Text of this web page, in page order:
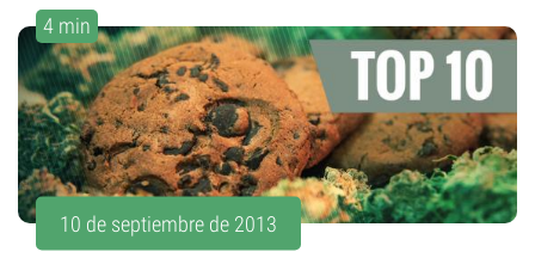
4 min
10 de septiembre de 2013